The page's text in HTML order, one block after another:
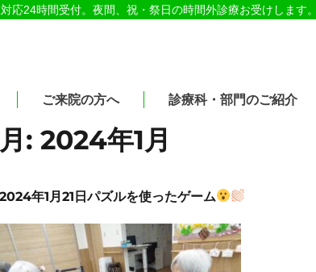
応24時間受付。夜間、祝・祭日の時間外診療お受けします。
ご来院の方へ 診療科・部門のご紹介
月: 2024年1月
2024年1月21日パズルを使ったゲーム